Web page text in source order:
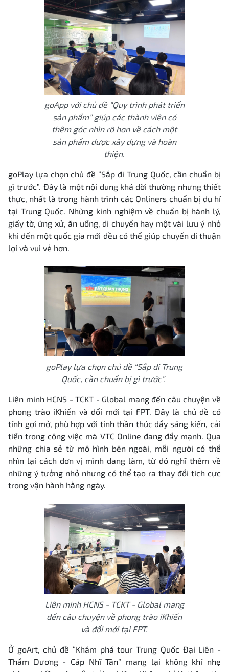
goApp với chủ đề “Quy trình phát triển
sản phẩm” giúp các thành viên có
thêm góc nhìn rõ hơn về cách một
sản phẩm được xây dựng và hoàn
thiện.
goPlay lựa chọn chủ đề “Sắp đi Trung Quốc, cần chuẩn bị
gì trước”. Đây là một nội dung khá đời thường nhưng thiết
thực, nhất là trong hành trình các Onliners chuẩn bị du hí
tại Trung Quốc. Những kinh nghiệm về chuẩn bị hành lý,
giấy tờ, ứng xử, ăn uống, di chuyển hay một vài lưu ý nhỏ
khi đến một quốc gia mới đều có thể giúp chuyến đi thuận
lợi và vui vẻ hơn.
goPlay lựa chọn chủ đề “Sắp đi Trung
Quốc, cần chuẩn bị gì trước”.
Liên minh HCNS - TCKT - Global mang đến câu chuyện về
phong trào iKhiến và đổi mới tại FPT. Đây là chủ đề có
tính gợi mở, phù hợp với tinh thần thúc đẩy sáng kiến, cải
tiến trong công việc mà VTC Online đang đẩy mạnh. Qua
những chia sẻ từ mô hình bên ngoài, mỗi người có thể
nhìn lại cách đơn vị mình đang làm, từ đó nghĩ thêm về
những ý tưởng nhỏ nhưng có thể tạo ra thay đổi tích cực
trong vận hành hằng ngày.
Liên minh HCNS - TCKT - Global mang
đến câu chuyện về phong trào iKhiến
và đổi mới tại FPT.
Ở goArt, chủ đề “Khám phá tour Trung Quốc Đại Liên -
Thẩm Dương - Cáp Nhĩ Tân” mang lại không khí nhẹ